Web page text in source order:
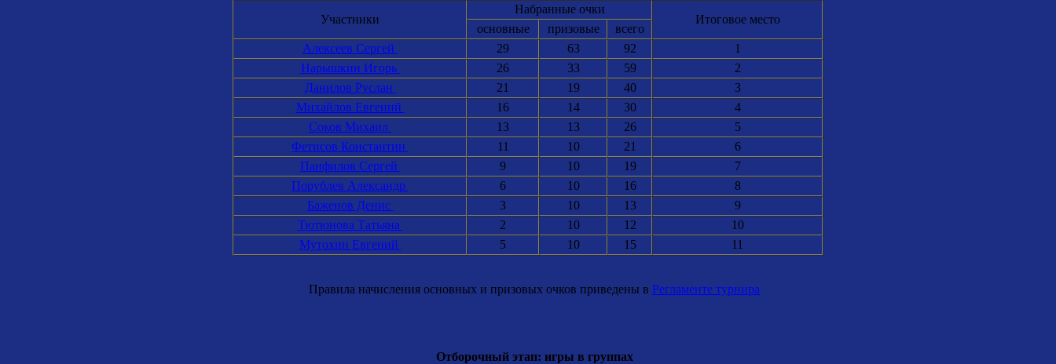
Участники
Набранные очки
Итоговое место
основные призовые
всего
Алексеев Сергей
29 63 92
1
Нарышкин Игорь
26 33 59
2
Данилов Руслан
21 19 40
3
Михайлов Евгений
16 14 30
4
Соков Михаил
13 13 26
5
Фетисов Константин
11 10 21
6
Панфилов Сергей
9 10 19
7
Порублев Александр
6 10 16
8
Баженов Денис
3 10 13
9
Тютюнова Татьяна
2 10 12
10
Мутохин Евгений
5 10 15 11
Правила начисления основных и призовых очков приведены в Регламенте турнира
Отборочный этап: игры в группах